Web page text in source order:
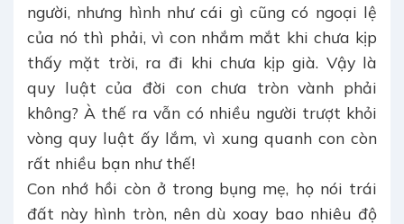
người, nhưng hình như cái gì cũng có ngoại lệ
của nó thì phải, vì con nhắm mắt khi chưa kịp
thấy mặt trời, ra đi khi chưa kịp già. Vậy là
quy luật của đời con chưa tròn vành phải
không? À thế ra vẫn có nhiều người trượt khỏi
vòng quy luật ấy lắm, vì xung quanh con còn
rất nhiều bạn như thế!
Con nhớ hồi còn ở trong bụng mẹ, họ nói trái
đất này hình tròn, nên dù xoay bao nhiêu độ